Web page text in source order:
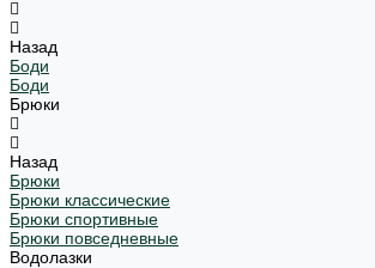
Назад
Боди
Боди
Брюки
Назад
Брюки
Брюки классические
Брюки спортивные
Брюки повседневные
Водолазки